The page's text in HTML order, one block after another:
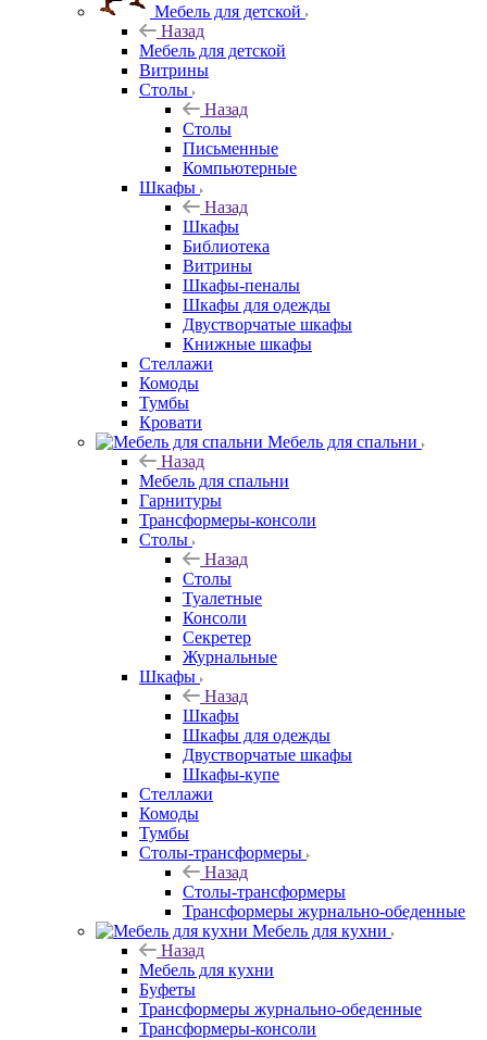
Мебель для детской
Назад
Мебель для детской
Витрины
Столы
Назад
Столы
Письменные
Компьютерные
Шкафы
Назад
Шкафы
Библиотека
Витрины
Шкафы-пеналы
Шкафы для одежды
Двустворчатые шкафы
Книжные шкафы
Стеллажи
Комоды
Тумбы
Кровати
Мебель для спальни
Назад
Мебель для спальни
Гарнитуры
Трансформеры-консоли
Столы
Назад
Столы
Туалетные
Консоли
Секретер
Журнальные
Шкафы
Назад
Шкафы
Шкафы для одежды
Двустворчатые шкафы
Шкафы-купе
Стеллажи
Комоды
Тумбы
Столы-трансформеры
Назад
Столы-трансформеры
Трансформеры журнально-обеденные
Мебель для кухни
Назад
Мебель для кухни
Буфеты
Трансформеры журнально-обеденные
Трансформеры-консоли